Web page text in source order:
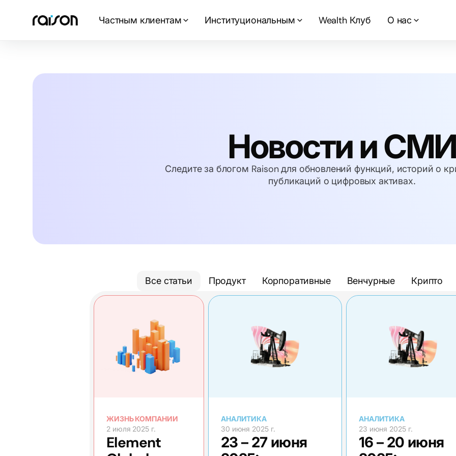
Частным клиентам Институциональным Wealth Клуб О нас
Новости и СМИ
Следите за блогом Raison для обновлений функций, историй о
публикаций о цифровых активах.
Все статьи Продукт Корпоративные Венчурные Крипто
ЖИЗНЬ КОМПАНИИ
2 июля 2025 г.
Element
АНАЛИТИКА
30 июня 2025 г.
23 – 27 июня
АНАЛИТИКА
23 июня 2025 г.
16 – 20 июня